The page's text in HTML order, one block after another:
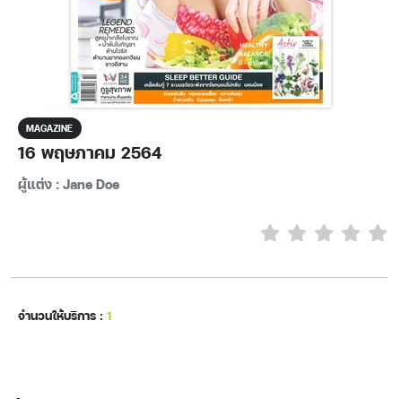
MAGAZINE
16 พฤษภาคม 2564
ผู้แต่ง : Jane Doe
จำนวนให้บริการ : 1